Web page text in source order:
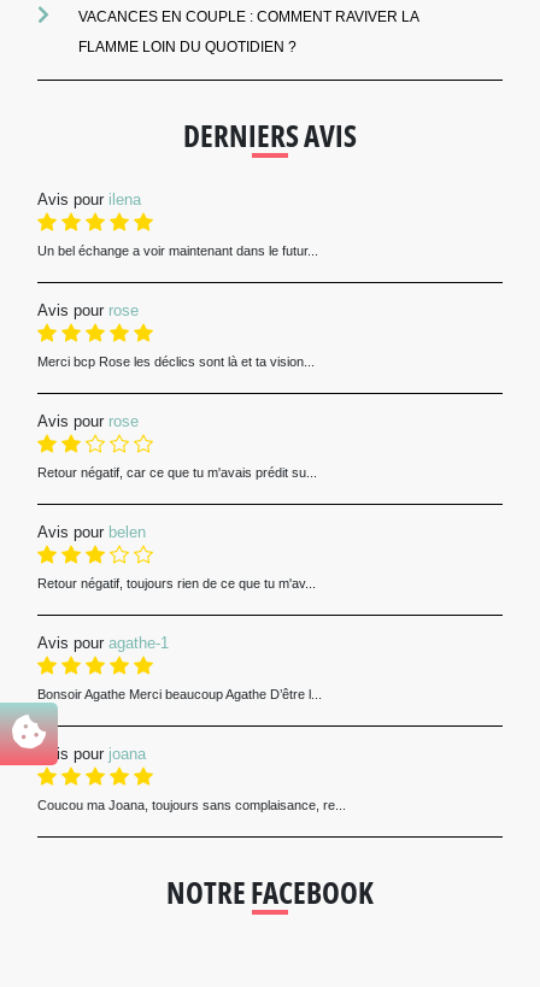
VACANCES EN COUPLE : COMMENT RAVIVER LA
FLAMME LOIN DU QUOTIDIEN ?
DERNIERS AVIS
Avis pour ilena
Un bel échange a voir maintenant dans le futur...
Avis pour rose
Merci bcp Rose les déclics sont là et ta vision...
Avis pour rose
Retour négatif, car ce que tu m'avais prédit su...
Avis pour belen
Retour négatif, toujours rien de ce que tu m'av...
Avis pour agathe-1
Bonsoir Agathe Merci beaucoup Agathe D’être l...
Avis pour joana
Coucou ma Joana, toujours sans complaisance, re...
NOTRE FACEBOOK